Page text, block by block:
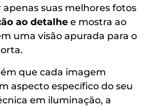
apenas suas melhores fotos
ao detalhe e mostra ao
uma visão apurada para o
que cada imagem
aspecto específico do seu
em iluminação, a